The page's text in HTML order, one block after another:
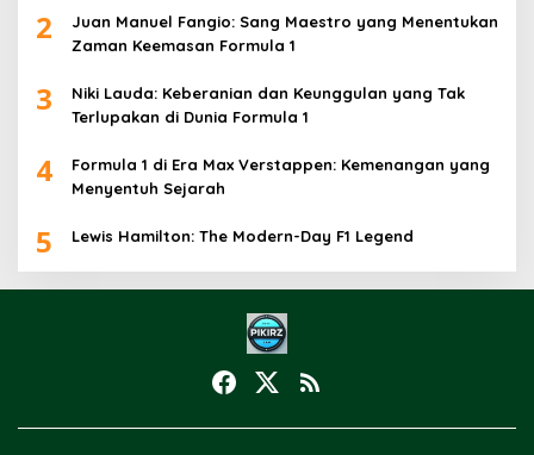
2
Juan Manuel Fangio: Sang Maestro yang Menentukan
Zaman Keemasan Formula 1
3
Niki Lauda: Keberanian dan Keunggulan yang Tak
Terlupakan di Dunia Formula 1
4
Formula 1 di Era Max Verstappen: Kemenangan yang
Menyentuh Sejarah
5 Lewis Hamilton: The Modern-Day F1 Legend